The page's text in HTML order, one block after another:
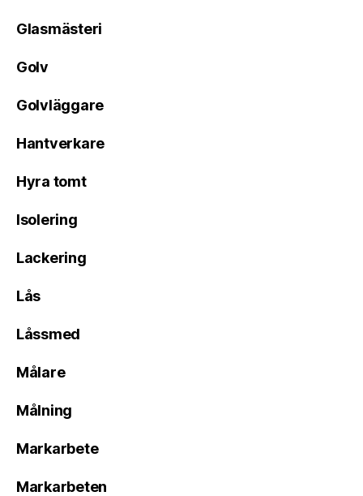
Glasmästeri
Golv
Golvläggare
Hantverkare
Hyra tomt
Isolering
Lackering
Lås
Låssmed
Målare
Målning
Markarbete
Markarbeten